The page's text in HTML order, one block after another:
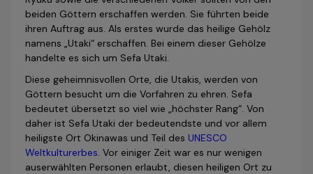
beiden Göttern erschaffen werden. Sie führten beide
ihren Auftrag aus. Als erstes wurde das heilige Gehölz
namens „Utaki“ erschaffen. Bei einem dieser Gehölze
handelte es sich um Sefa Utaki.
Diese geheimnisvollen Orte, die Utakis, werden von
Göttern besucht um die Vorfahren zu ehren. Sefa
bedeutet übersetzt so viel wie „höchster Rang“. Von
daher ist Sefa Utaki der bedeutendste und vor allem
heiligste Ort Okinawas und Teil des UNESCO
Weltkulturerbes. Vor einiger Zeit war es nur wenigen
auserwählten Personen erlaubt, diesen heiligen Ort zu